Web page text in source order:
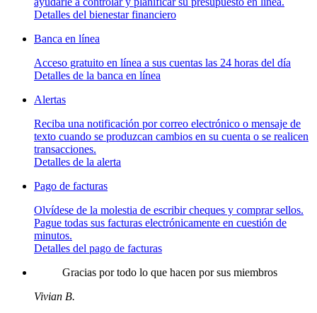
Detalles del bienestar financiero
Banca en línea
Acceso gratuito en línea a sus cuentas las 24 horas del día
Detalles de la banca en línea
Alertas
Reciba una notificación por correo electrónico o mensaje de
texto cuando se produzcan cambios en su cuenta o se realicen
transacciones.
Detalles de la alerta
Pago de facturas
Olvídese de la molestia de escribir cheques y comprar sellos.
Pague todas sus facturas electrónicamente en cuestión de
minutos.
Detalles del pago de facturas
Gracias por todo lo que hacen por sus miembros
Vivian B.